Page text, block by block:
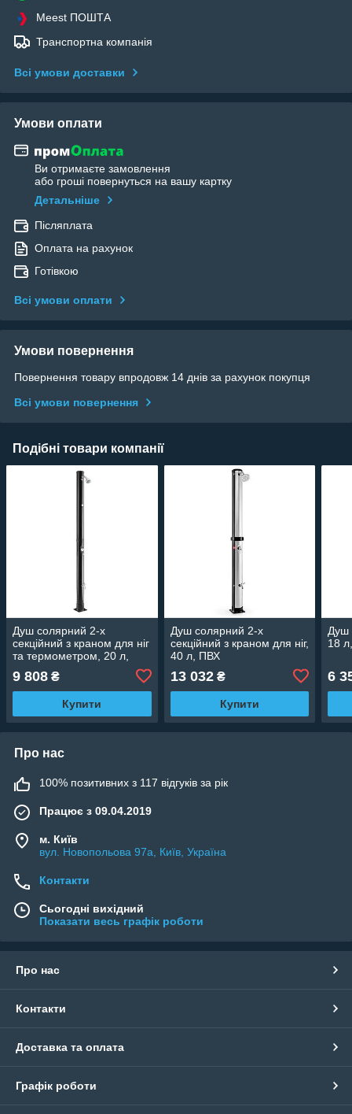
Meest ПОШТА
Транспортна компанія
Всі умови доставки
Умови оплати
Ви отримаєте замовлення
або гроші повернуться на вашу картку
Детальніше
Післяплата
Оплата на рахунок
Готівкою
Всі умови оплати
Умови повернення
Повернення товару впродовж 14 днів за рахунок покупця
Всі умови повернення
Подібні товари компанії
Душ солярний 2-х
секційний з краном для ніг
та термометром, 20 л,
9 808 ₴
Купити
Душ солярний 2-х
секційний з краном для ніг,
40 л, ПВХ
13 032₴
Купити
Душ
18
6
Про нас
100% позитивних з 117 відгуків за рік
Працює з 09.04.2019
м. Київ
вул. Новопольова 97а, Київ, Україна
Контакти
Сьогодні вихідний
Показати весь графік роботи
Про нас
Контакти
Доставка та оплата
Графік роботи